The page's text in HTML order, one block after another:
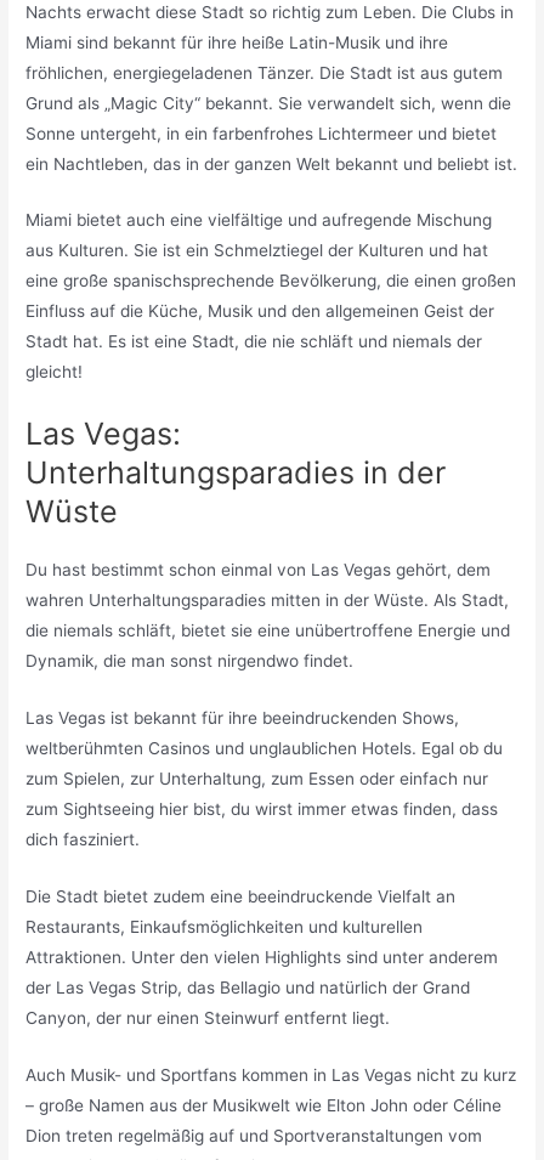
Nachts erwacht diese Stadt so richtig zum Leben. Die Clubs in
Miami sind bekannt für ihre heiße Latin-Musik und ihre
fröhlichen, energiegeladenen Tänzer. Die Stadt ist aus gutem
Grund als „Magic City“ bekannt. Sie verwandelt sich, wenn die
Sonne untergeht, in ein farbenfrohes Lichtermeer und bietet
ein Nachtleben, das in der ganzen Welt bekannt und beliebt ist.
Miami bietet auch eine vielfältige und aufregende Mischung
aus Kulturen. Sie ist ein Schmelztiegel der Kulturen und hat
eine große spanischsprechende Bevölkerung, die einen großen
Einfluss auf die Küche, Musik und den allgemeinen Geist der
Stadt hat. Es ist eine Stadt, die nie schläft und niemals der
gleicht!
Las Vegas:
Unterhaltungsparadies in der
Wüste
Du hast bestimmt schon einmal von Las Vegas gehört, dem
wahren Unterhaltungsparadies mitten in der Wüste. Als Stadt,
die niemals schläft, bietet sie eine unübertroffene Energie und
Dynamik, die man sonst nirgendwo findet.
Las Vegas ist bekannt für ihre beeindruckenden Shows,
weltberühmten Casinos und unglaublichen Hotels. Egal ob du
zum Spielen, zur Unterhaltung, zum Essen oder einfach nur
zum Sightseeing hier bist, du wirst immer etwas finden, dass
dich fasziniert.
Die Stadt bietet zudem eine beeindruckende Vielfalt an
Restaurants, Einkaufsmöglichkeiten und kulturellen
Attraktionen. Unter den vielen Highlights sind unter anderem
der Las Vegas Strip, das Bellagio und natürlich der Grand
Canyon, der nur einen Steinwurf entfernt liegt.
Auch Musik- und Sportfans kommen in Las Vegas nicht zu kurz
– große Namen aus der Musikwelt wie Elton John oder Céline
Dion treten regelmäßig auf und Sportveranstaltungen vom